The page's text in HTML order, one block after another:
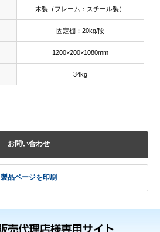
木製（フレーム：スチール製）
固定棚：20kg/段
1200×200×1080mm
34kg
お問い合わせ
製品ページを印刷